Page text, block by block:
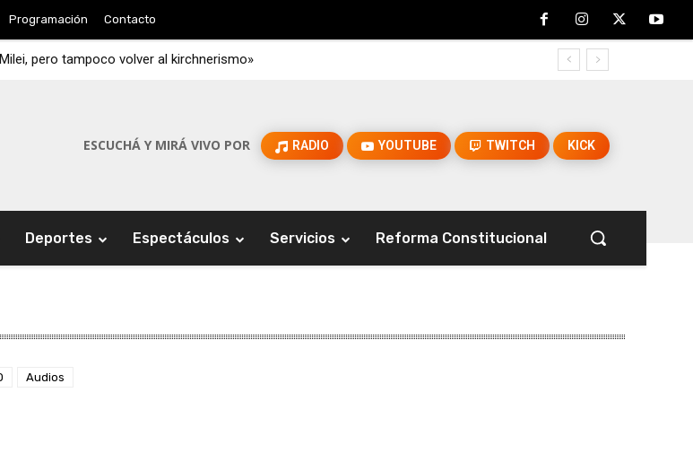
Programación Contacto
pero tampoco volver al kirchnerismo»
ESCUCHÁ Y MIRÁ VIVO POR RADIO YOUTUBE TWITCH KICK
Deportes Espectáculos Servicios Reforma Constitucional
Audios